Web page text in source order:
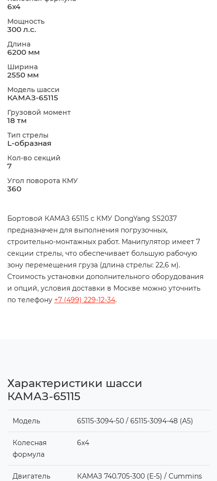
6х4
Мощность
300 л.с.
Длина
6200 мм
Ширина
2550 мм
Модель шасси
КАМАЗ-65115
Грузовой момент
18 тм
Тип стрелы
L-образная
Кол-во секций
7
Угол поворота КМУ
360
Бортовой КАМАЗ 65115 с КМУ DongYang SS2037
предназначен для выполнения погрузочных,
строительно-монтажных работ. Манипулятор имеет 7
секции стрелы, что обеспечивает большую рабочую
зону перемещения груза (длина стрелы: 22,6 м).
Стоимость установки дополнительного оборудования
и опций, условия доставки в Москве можно уточнить
по телефону +7 (499) 229-12-34.
Характеристики шасси
КАМАЗ-65115
Модель 65115-3094-50 / 65115-3094-48 (A5)
Колесная
формула
6x4
Двигатель КАМАЗ 740.705-300 (Е-5) / Cummins